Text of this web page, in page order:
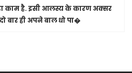
काम है. इसी आलस्य के कारण अक्सर
बार ही अपने बाल धो पा�